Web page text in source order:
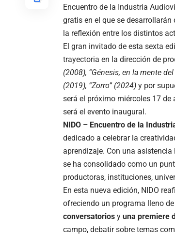
Encuentro de la Industria
gratis en el que se
la reflexión entre los distintos
El gran invitado de esta sexta
trayectoria en la dirección de
(2008), “Génesis, en la mente
(2019), “Zorro” (2024) y por
será el próximo miércoles 17
será el evento inaugural.
NIDO – Encuentro de la
dedicado a celebrar la
aprendizaje. Con una
se ha consolidado como un
productoras, instituciones,
En esta nueva edición, NIDO
ofreciendo un programa lleno
conversatorios y una premiere
campo, debatir sobre temas